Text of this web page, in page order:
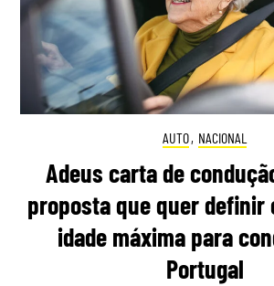
AUTO, NACIONAL
Adeus carta de
proposta que quer definir
idade máxima para
Portugal